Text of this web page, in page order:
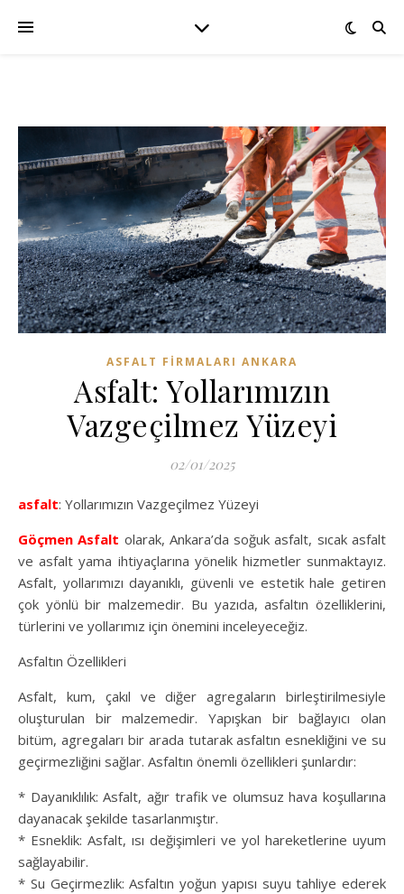
ASFALT FIRMALARI ANKARA
Asfalt: Yollarımızın
Vazgeçilmez Yüzeyi
02/01/2025
asfalt: Yollarımızın Vazgeçilmez Yüzeyi
Göçmen Asfalt olarak, Ankara’da soğuk asfalt, sıcak asfalt
ve asfalt yama ihtiyaçlarına yönelik hizmetler sunmaktayız.
Asfalt, yollarımızı dayanıklı, güvenli ve estetik hale getiren
çok yönlü bir malzemedir. Bu yazıda, asfaltın özelliklerini,
türlerini ve yollarımız için önemini inceleyeceğiz.
Asfaltın Özellikleri
Asfalt, kum, çakıl ve diğer agregaların birleştirilmesiyle
oluşturulan bir malzemedir. Yapışkan bir bağlayıcı olan
bitüm, agregaları bir arada tutarak asfaltın esnekliğini ve su
geçirmezliğini sağlar. Asfaltın önemli özellikleri şunlardır:
* Dayanıklılık: Asfalt, ağır trafik ve olumsuz hava koşullarına
dayanacak şekilde tasarlanmıştır.
* Esneklik: Asfalt, ısı değişimleri ve yol hareketlerine uyum
sağlayabilir.
* Su Geçirmezlik: Asfaltın yoğun yapısı suyu tahliye ederek